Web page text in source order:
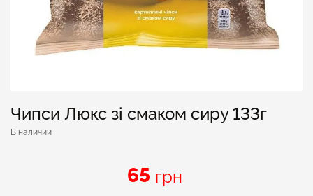
Чипси Люкс зі смаком сиру 133г
В наличии
65 грн